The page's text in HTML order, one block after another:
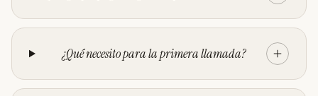
¿Qué necesito para la primera llamada?